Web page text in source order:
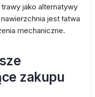
jako alternatywy
jest łatwa
mechaniczne.
zakupu